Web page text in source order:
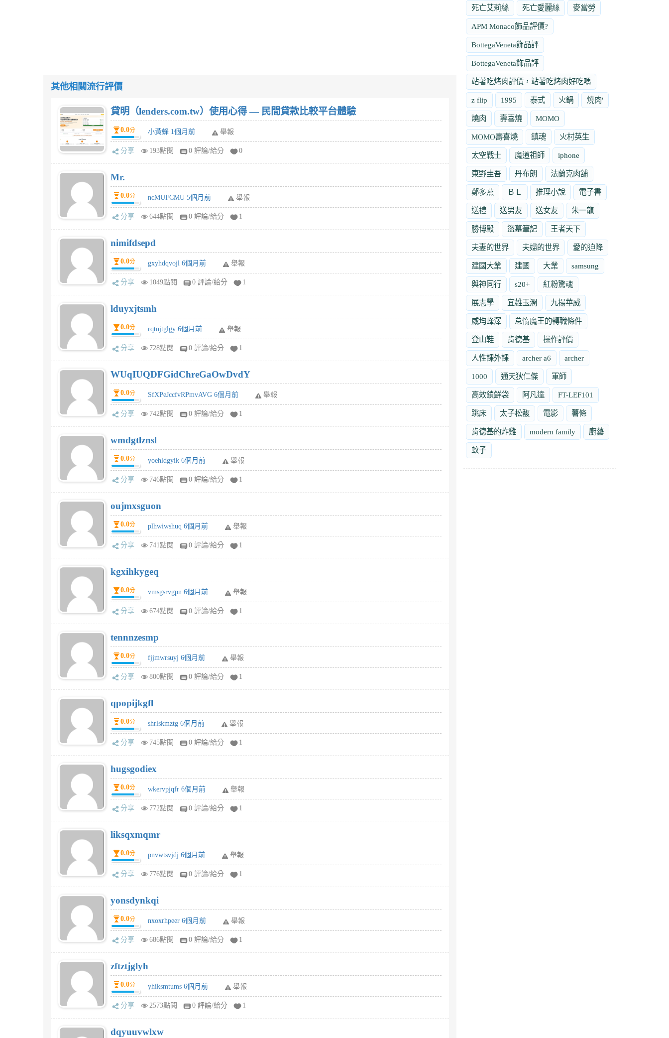
其他相關流行評價
貸明（lenders.com.tw）使用心得 — 民間貸款比較平台體驗
0.0分 小黃蜂 1個月前 舉報
分享 193點閱 0 評論/給分 0
Mr.
0.0分 ncMUFCMU 5個月前 舉報
分享 644點閱 0 評論/給分 1
nimifdsepd
0.0分 gxyhdqvojl 6個月前 舉報
分享 1049點閱 0 評論/給分 1
lduyxjtsmh
0.0分 rqtnjtglgy 6個月前 舉報
分享 728點閱 0 評論/給分 1
WUqIUQDFGidChreGaOwDvdY
0.0分 SfXPeJccfvRPmvAVG 6個月前 舉報
分享 742點閱 0 評論/給分 1
wmdgtlznsl
0.0分 yoehldgyik 6個月前 舉報
分享 746點閱 0 評論/給分 1
oujmxsguon
0.0分 plhwiwshuq 6個月前 舉報
分享 741點閱 0 評論/給分 1
kgxihkygeq
0.0分 vmsgsrvgpn 6個月前 舉報
分享 674點閱 0 評論/給分 1
tennnzesmp
0.0分 fjjmwrsuyj 6個月前 舉報
分享 800點閱 0 評論/給分 1
qpopijkgfl
0.0分 shrlskmztg 6個月前 舉報
分享 745點閱 0 評論/給分 1
hugsgodiex
0.0分 wkervpjqfr 6個月前 舉報
分享 772點閱 0 評論/給分 1
liksqxmqmr
0.0分 pnvwtsvjdj 6個月前 舉報
分享 776點閱 0 評論/給分 1
yonsdynkqi
0.0分 nxoxrhpeer 6個月前 舉報
分享 686點閱 0 評論/給分 1
zftztjglyh
0.0分 yhiksmtums 6個月前 舉報
分享 2573點閱 0 評論/給分 1
dqyuuvwlxw
死亡艾莉絲 死亡愛麗絲 麥當勞
APM Monaco飾品評價?
BottegaVeneta飾品評
BottegaVeneta飾品評
站著吃烤肉評價，站著吃烤肉好吃嗎
z flip 1995 泰式 火鍋 燒肉'
燒肉 壽喜燒 MOMO
MOMO壽喜燒 鎮魂 火村英生
太空戰士 魔道祖師 iphone
東野圭吾 丹布朗 法蘭克肉舖
鄭多燕 ＢＬ 推理小說 電子書
送禮 送男友 送女友 朱一龍
勝博殿 盜墓筆記 王者天下
夫妻的世界 夫婦的世界 愛的迫降
建國大業 建國 大業 samsung
與神同行 s20+ 紅粉驚魂
展志學 宜雄玉潤 九揚華威
威均峰澤 怠惰魔王的轉職條件
登山鞋 肯德基 操作評價
人性課外課 archer a6 archer
1000 通天狄仁傑 軍師
高效鎖鮮袋 阿凡達 FT-LEF101
跳床 太子松馥 電影 薯條
肯德基的炸雞 modern family 廚藝
蚊子